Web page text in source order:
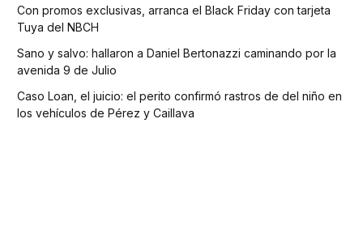
Con promos exclusivas, arranca el Black Friday con tarjeta
Tuya del NBCH
Sano y salvo: hallaron a Daniel Bertonazzi caminando por la
avenida 9 de Julio
Caso Loan, el juicio: el perito confirmó rastros de del niño en
los vehículos de Pérez y Caillava